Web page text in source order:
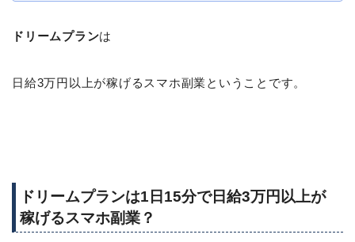
ドリームプランは
日給3万円以上が稼げるスマホ副業ということです。
ドリームプランは1日15分で日給3万円以上が
稼げるスマホ副業？